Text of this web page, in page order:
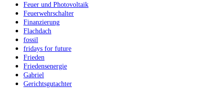
Feuer und Photovoltaik
Feuerwehrschalter
Finanzierung
Flachdach
fossil
fridays for future
Frieden
Friedensenergie
Gabriel
Gerichtsgutachter